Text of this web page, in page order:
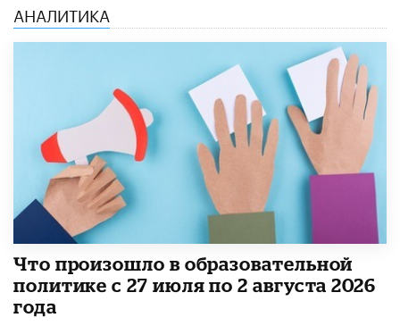
АНАЛИТИКА
​Что произошло в образовательной
политике с 27 июля по 2 августа 2026
года